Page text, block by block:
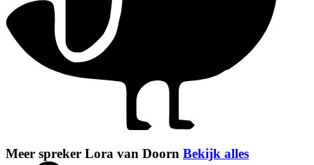
Meer spreker Lora van Doorn Bekijk alles